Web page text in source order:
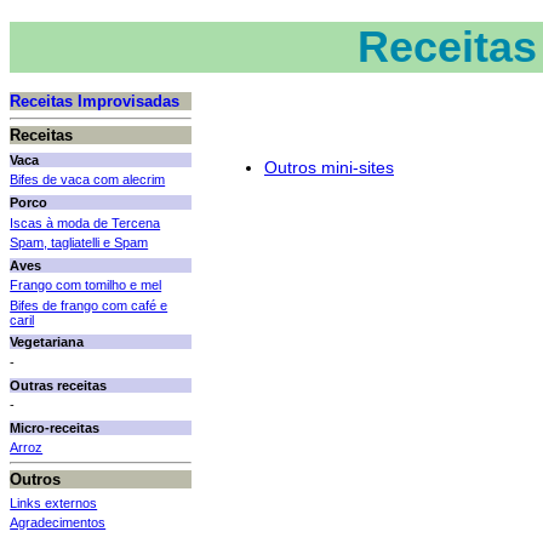
Receitas Improvisadas
Receitas
Vaca
Bifes de vaca com alecrim
Porco
Iscas à moda de Tercena
Spam, tagliatelli e Spam
Aves
Frango com tomilho e mel
Bifes de frango com café e
caril
Vegetariana
-
Outras receitas
-
Micro-receitas
Arroz
Outros
Links externos
Agradecimentos
Outros mini-sites